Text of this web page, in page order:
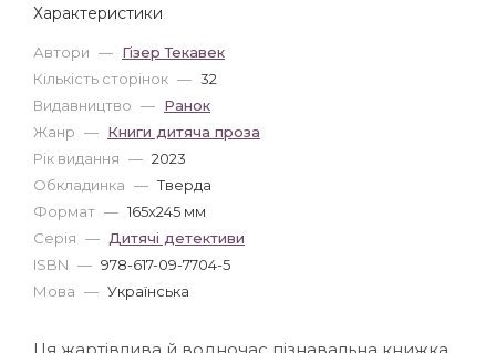
Характеристики
Автори — Гізер Текавек
Кількість сторінок — 32
Видавництво — Ранок
Жанр — Книги дитяча проза
Рік видання — 2023
Обкладинка — Тверда
Формат — 165x245 мм
Серія — Дитячі детективи
ISBN — 978-617-09-7704-5
Мова — Українська
Ця жартівлива й водночас пізнавальна книжка